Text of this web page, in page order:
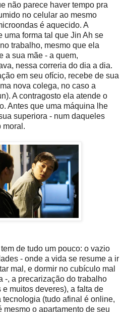
não parece haver tempo pra
no celular ao mesmo
é aquecido. A
uma forma tal que Jin Ah se
trabalho, mesmo que ela
a sua mãe - a quem,
nessa correria do dia a dia.
em seu ofício, recebe de sua
nova colega, no caso a
A contragosto ela atende o
Antes que uma máquina lhe
superiora - num daqueles
moral.
de tudo um pouco: o vazio
- onde a vida se resume a ir
mal, e dormir no cubículo mal
-, a precarização do trabalho
muitos deveres), a falta de
(tudo afinal é online,
mesmo o apartamento de seu